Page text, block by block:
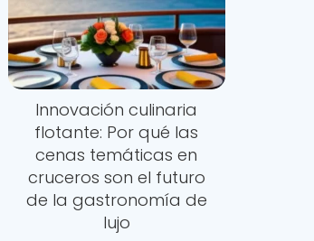
Innovación culinaria
flotante: Por qué las
cenas temáticas en
cruceros son el futuro
de la gastronomía de
lujo